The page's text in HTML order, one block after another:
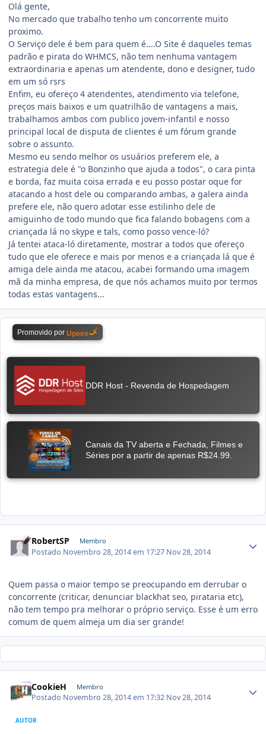
Olá gente,
No mercado que trabalho tenho um concorrente muito
proximo.
O Serviço dele é bem para quem é....O Site é daqueles temas
padrão e pirata do WHMCS, não tem nenhuma vantagem
extraordinaria e apenas um atendente, dono e designer, tudo
em um só rsrs
Enfim, eu ofereço 4 atendentes, atendimento via telefone,
preços mais baixos e um quatrilhão de vantagens a mais,
trabalhamos ambos com publico jovem-infantil e nosso
principal local de disputa de clientes é um fórum grande
sobre o assunto.
Mesmo eu sendo melhor os usuários preferem ele, a
estrategia dele é "o Bonzinho que ajuda a todos", o cara pinta
e borda, faz muita coisa errada e eu posso postar oque for
atacando a host dele ou comparando ambas, a galera ainda
prefere ele, não quero adotar esse estilinho dele de
amiguinho de todo mundo que fica falando bobagens com a
criançada lá no skype e tals, como posso vence-ló?
Já tentei ataca-ló diretamente, mostrar a todos que ofereço
tudo que ele oferece e mais por menos e a criançada lá que é
amiga dele ainda me atacou, acabei formando uma imagem
mã da minha empresa, de que nós achamos muito por termos
todas estas vantagens...
RobertSP Membro
Postado Novembro 28, 2014 em 17:27 Nov 28, 2014
Quem passa o maior tempo se preocupando em derrubar o
concorrente (criticar, denunciar blackhat seo, pirataria etc),
não tem tempo pra melhorar o próprio serviço. Esse é um erro
comum de quem almeja um dia ser grande!
CookieH Membro
Postado Novembro 28, 2014 em 17:32 Nov 28, 2014
AUTOR